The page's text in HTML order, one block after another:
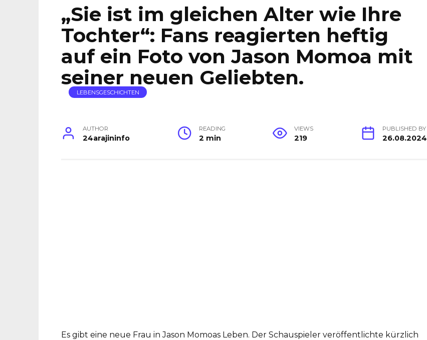
„Sie ist im gleichen Alter wie Ihre
Tochter“: Fans reagierten heftig
auf ein Foto von Jason Momoa mit
seiner neuen Geliebten.
LEBENSGESCHICHTEN
AUTHOR
24arajininfo
READING
2 min
VIEWS
219
PUBLISHED BY
26.08.2024
Es gibt eine neue Frau in Jason Momoas Leben. Der Schauspieler veröffentlichte kürzlich